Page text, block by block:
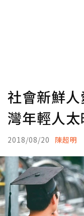
社會新鮮
灣年輕人
2018/08/20 陳超明